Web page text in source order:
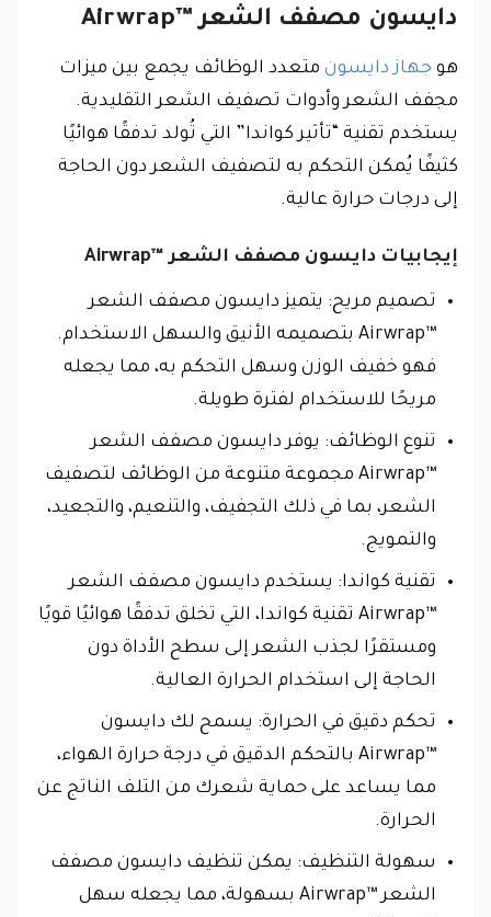
دايسون مصفف الشعر Airwrap™‎
هو جهاز دايسون متعدد الوظائف يجمع بين ميزات
مجفف الشعر وأدوات تصفيف الشعر التقليدية.
يستخدم تقنية “تأثير كواندا” التي تُولد تدفقًا هوائيًا
كثيفًا يُمكن التحكم به لتصفيف الشعر دون الحاجة
إلى درجات حرارة عالية.
إيجابيات دايسون مصفف الشعر Airwrap™‎
تصميم مريح: يتميز دايسون مصفف الشعر
Airwrap™‎ بتصميمه الأنيق والسهل الاستخدام.
فهو خفيف الوزن وسهل التحكم به، مما يجعله
مريحًا للاستخدام لفترة طويلة.
تنوع الوظائف: يوفر دايسون مصفف الشعر
Airwrap™‎ مجموعة متنوعة من الوظائف لتصفيف
الشعر، بما في ذلك التجفيف، والتنعيم، والتجعيد،
والتمويج.
تقنية كواندا: يستخدم دايسون مصفف الشعر
Airwrap™‎ تقنية كواندا، التي تخلق تدفقًا هوائيًا قويًا
ومستقرًا لجذب الشعر إلى سطح الأداة دون
الحاجة إلى استخدام الحرارة العالية.
تحكم دقيق في الحرارة: يسمح لك دايسون
Airwrap™‎ بالتحكم الدقيق في درجة حرارة الهواء،
مما يساعد على حماية شعرك من التلف الناتج عن
الحرارة.
سهولة التنظيف: يمكن تنظيف دايسون مصفف
الشعر Airwrap™‎ بسهولة، مما يجعله سهل